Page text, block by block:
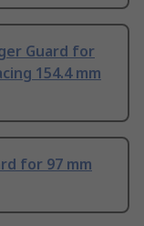
Guard for
154.4 mm
for 97 mm